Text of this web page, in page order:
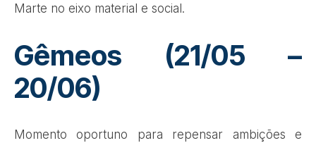
Marte no eixo material e social.
Gêmeos (21/05 –
20/06)
Momento oportuno para repensar ambições e